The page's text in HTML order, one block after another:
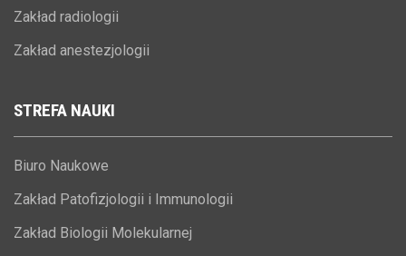
Zakład radiologii
Zakład anestezjologii
STREFA NAUKI
Biuro Naukowe
Zakład Patofizjologii i Immunologii
Zakład Biologii Molekularnej